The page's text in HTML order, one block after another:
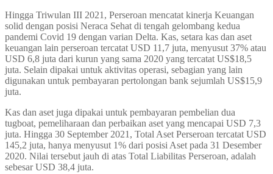
Hingga Triwulan III 2021, Perseroan mencatat kinerja Keuangan
solid dengan posisi Neraca Sehat di tengah gelombang kedua
pandemi Covid 19 dengan varian Delta. Kas, setara kas dan aset
keuangan lain perseroan tercatat USD 11,7 juta, menyusut 37% atau
USD 6,8 juta dari kurun yang sama 2020 yang tercatat US$18,5
juta. Selain dipakai untuk aktivitas operasi, sebagian yang lain
digunakan untuk pembayaran pertolongan bank sejumlah US$15,9
juta.
Kas dan aset juga dipakai untuk pembayaran pembelian dua
tugboat, pemeliharaan dan perbaikan aset yang mencapai USD 7,3
juta. Hingga 30 September 2021, Total Aset Perseroan tercatat USD
145,2 juta, hanya menyusut 1% dari posisi Aset pada 31 Desember
2020. Nilai tersebut jauh di atas Total Liabilitas Perseroan, adalah
sebesar USD 38,4 juta.